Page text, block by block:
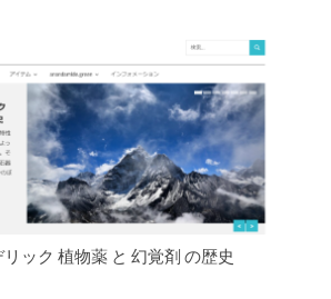
ック 植物薬 と 幻覚剤 の歴史